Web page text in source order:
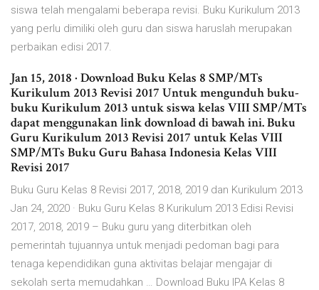
siswa telah mengalami beberapa revisi. Buku Kurikulum 2013
yang perlu dimiliki oleh guru dan siswa haruslah merupakan
perbaikan edisi 2017.
Jan 15, 2018 · Download Buku Kelas 8 SMP/MTs
Kurikulum 2013 Revisi 2017 Untuk mengunduh buku-
buku Kurikulum 2013 untuk siswa kelas VIII SMP/MTs
dapat menggunakan link download di bawah ini. Buku
Guru Kurikulum 2013 Revisi 2017 untuk Kelas VIII
SMP/MTs Buku Guru Bahasa Indonesia Kelas VIII
Revisi 2017
Buku Guru Kelas 8 Revisi 2017, 2018, 2019 dan Kurikulum 2013
Jan 24, 2020 · Buku Guru Kelas 8 Kurikulum 2013 Edisi Revisi
2017, 2018, 2019 – Buku guru yang diterbitkan oleh
pemerintah tujuannya untuk menjadi pedoman bagi para
tenaga kependidikan guna aktivitas belajar mengajar di
sekolah serta memudahkan … Download Buku IPA Kelas 8